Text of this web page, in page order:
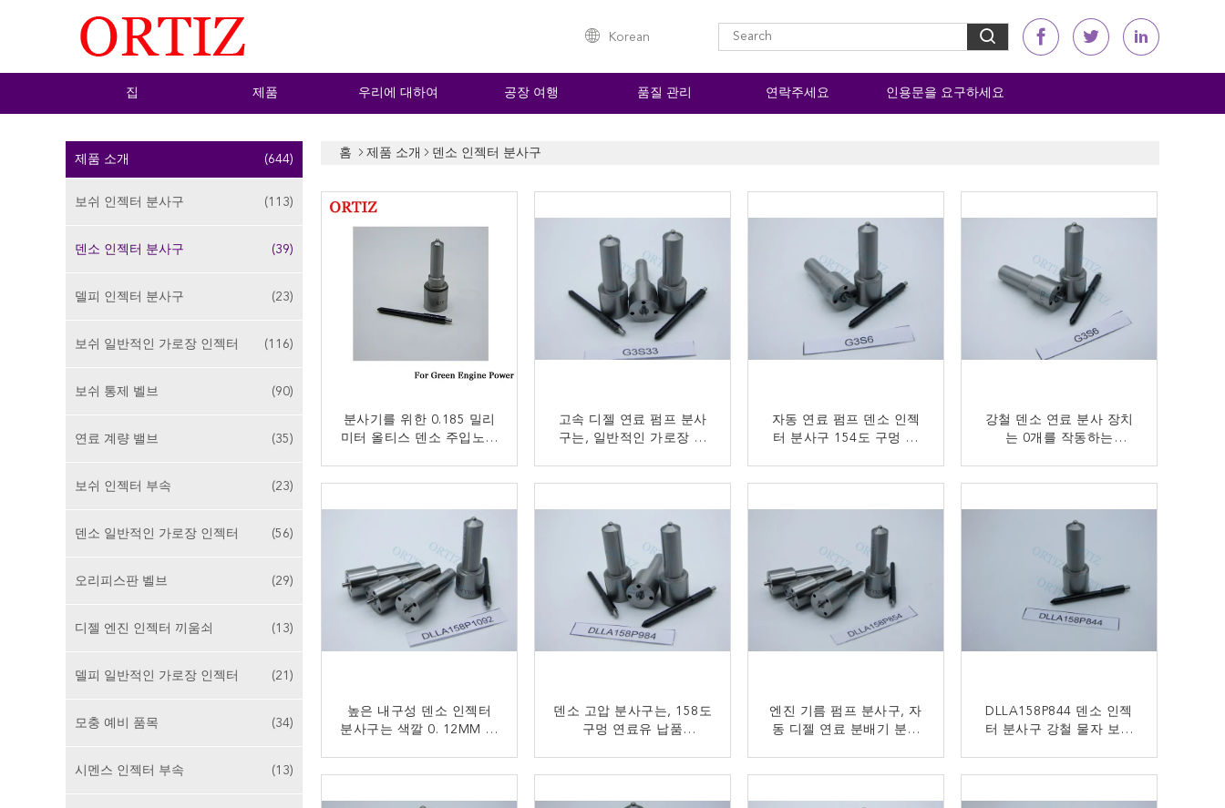
Korean
집 제품 우리에 대하여 공장 여행 품질 관리 연락주세요 인용문을 요구하세요
제품 소개 (644)
보쉬 인젝터 분사구 (113)
덴소 인젝터 분사구 (39)
델피 인젝터 분사구 (23)
보쉬 일반적인 가로장 인젝터 (116)
보쉬 통제 벨브 (90)
연료 계량 밸브 (35)
보쉬 인젝터 부속 (23)
덴소 일반적인 가로장 인젝터 (56)
오리피스판 벨브 (29)
디젤 엔진 인젝터 끼움쇠 (13)
델피 일반적인 가로장 인젝터 (21)
모충 예비 품목 (34)
시멘스 인젝터 부속 (13)
홈 제품 소개 덴소 인젝터 분사구
분사기를 위한 0.185 밀리
미터 올티스 덴소 주입노즐
지금 연락
고속 디젤 연료 펌프 분사
구는, 일반적인 가로장 인
지금 연락
자동 연료 펌프 덴소 인젝
터 분사구 154도 구멍 각
지금 연락
강철 덴소 연료 분사 장치
는 0개를 작동하는
지금 연락
높은 내구성 덴소 인젝터
분사구는 색깔 0. 12MM 구
지금 연락
덴소 고압 분사구는, 158도
구멍 연료유 납품
지금 연락
엔진 기름 펌프 분사구, 자
동 디젤 연료 분배기 분사
지금 연락
DLLA158P844 덴소 인젝
터 분사구 강철 물자 보장
지금 연락